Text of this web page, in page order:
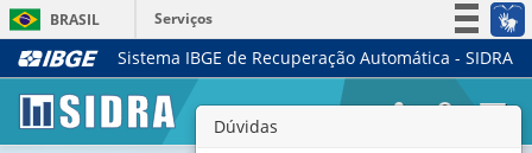
BRASIL
Serviços
Simplifique!
Sistema IBGE de Recuperação Automática - SIDRA
Dúvidas